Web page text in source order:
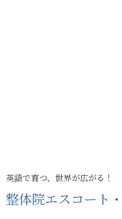
英語で育つ、世界が広がる！
整体院エスコート